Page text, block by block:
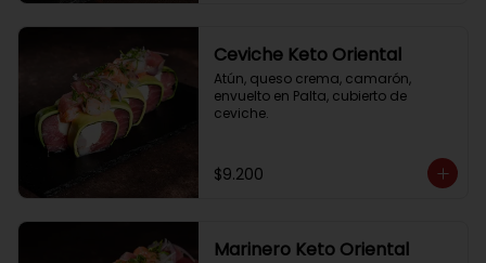
Ceviche Keto Oriental
Atún, queso crema, camarón,
envuelto en Palta, cubierto de
ceviche.
$9.200
Marinero Keto Oriental